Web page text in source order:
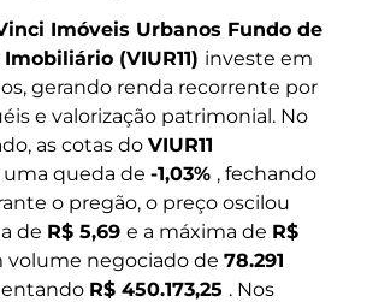
Imóveis Urbanos Fundo de
(VIUR11) investe em
gerando renda recorrente por
e valorização patrimonial. No
as cotas do VIUR11
queda de -1,03% , fechando
o pregão, o preço oscilou
de R$ 5,69 e a máxima de R$
volume negociado de 78.291
R$ 450.173,25 . Nos